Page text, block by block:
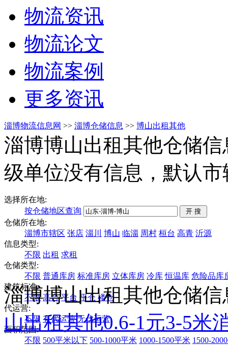
物流资讯
物流论文
物流案例
更多资讯
淄博物流信息网 >> 淄博仓储信息 >> 博山出租其他
淄博博山出租其他仓储信
级单位没有信息，默认
选择所在地:
按仓储地区查询
仓储所在地:
淄博市辖区 张店 淄川 博山 临淄 周村 桓台 高青 沂源
信息类型:
不限 出租 求租
仓储类型:
不限 普通库房 标准库房 立体库房 冷库 恒温库 危险品库
建筑标准:
不限 高台 平台 平仓 楼仓
代运营:
不限 有代运营 无代运营
面积范围:
不限 500平米以下 500-1000平米 1000-1500平米 1500-
淄博博山出租其他仓储信
山出租其他0.6-1元3-5米